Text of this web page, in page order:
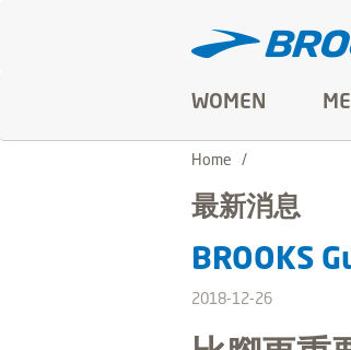
WOMEN
Home
最新消息
BROOKS
2018-12-26